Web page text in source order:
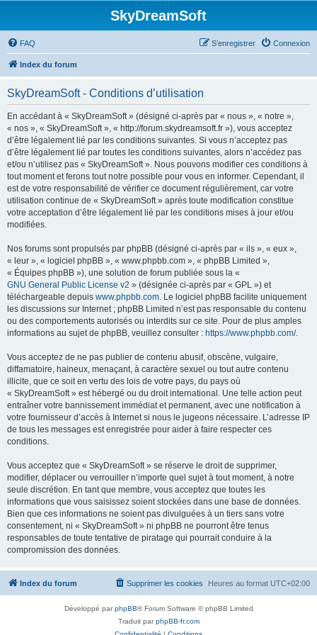
SkyDreamSoft
FAQ Connexion
S’enregistrer
Index du forum
SkyDreamSoft - Conditions d’utilisation
En accédant à « SkyDreamSoft » (désigné ci-après par « nous », « notre »,
« nos », « SkyDreamSoft », « http://forum.skydreamsoft.fr »), vous acceptez
d’être légalement lié par les conditions suivantes. Si vous n’acceptez pas
d’être légalement lié par toutes les conditions suivantes, alors n’accédez pas
et/ou n’utilisez pas « SkyDreamSoft ». Nous pouvons modifier ces conditions à
tout moment et ferons tout notre possible pour vous en informer. Cependant, il
est de votre responsabilité de vérifier ce document régulièrement, car votre
utilisation continue de « SkyDreamSoft » après toute modification constitue
votre acceptation d’être légalement lié par les conditions mises à jour et/ou
modifiées.
Nos forums sont propulsés par phpBB (désigné ci-après par « ils », « eux »,
« leur », « logiciel phpBB », « www.phpbb.com », « phpBB Limited »,
« Équipes phpBB »), une solution de forum publiée sous la «
GNU General Public License v2 » (désignée ci-après par « GPL ») et
téléchargeable depuis www.phpbb.com. Le logiciel phpBB facilite uniquement
les discussions sur Internet ; phpBB Limited n’est pas responsable du contenu
ou des comportements autorisés ou interdits sur ce site. Pour de plus amples
informations au sujet de phpBB, veuillez consulter : https://www.phpbb.com/.
Vous acceptez de ne pas publier de contenu abusif, obscène, vulgaire,
diffamatoire, haineux, menaçant, à caractère sexuel ou tout autre contenu
illicite, que ce soit en vertu des lois de votre pays, du pays où
« SkyDreamSoft » est hébergé ou du droit international. Une telle action peut
entraîner votre bannissement immédiat et permanent, avec une notification à
votre fournisseur d’accès à Internet si nous le jugeons nécessaire. L’adresse IP
de tous les messages est enregistrée pour aider à faire respecter ces
conditions.
Vous acceptez que « SkyDreamSoft » se réserve le droit de supprimer,
modifier, déplacer ou verrouiller n’importe quel sujet à tout moment, à notre
seule discrétion. En tant que membre, vous acceptez que toutes les
informations que vous saisissez soient stockées dans une base de données.
Bien que ces informations ne soient pas divulguées à un tiers sans votre
consentement, ni « SkyDreamSoft » ni phpBB ne pourront être tenus
responsables de toute tentative de piratage qui pourrait conduire à la
compromission des données.
Index du forum Heures au format UTC+02:00
Supprimer les cookies
Développé parphpBB® Forum Software © phpBB Limited
Traduit parphpBB-fr.com